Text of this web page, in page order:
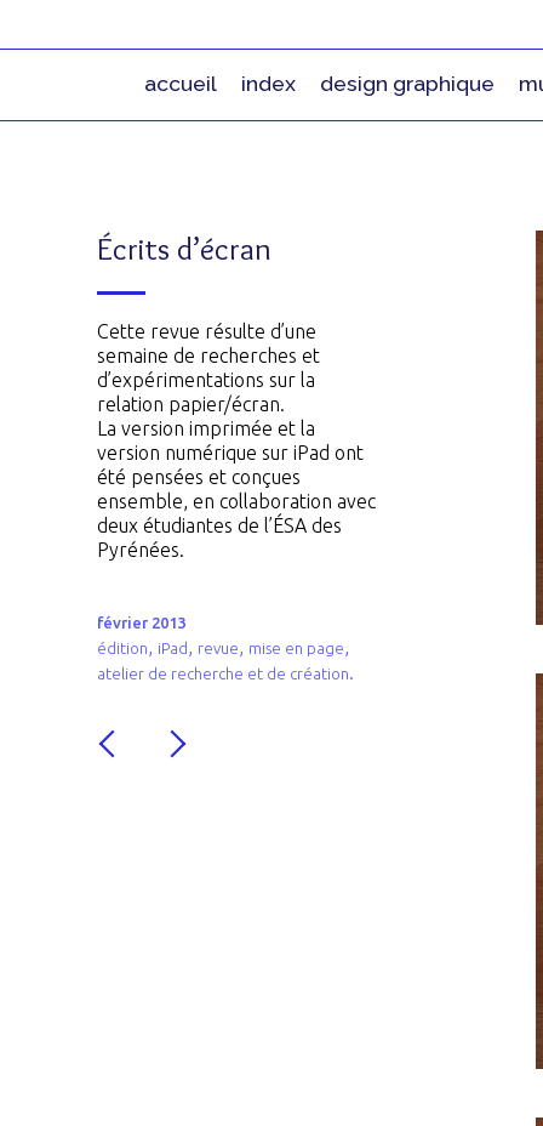
accueil index design graphique
Écrits d’écran
Cette revue résulte d’une
semaine de recherches et
d’expérimentations sur la
relation papier/écran.
La version imprimée et la
version numérique sur iPad ont
été pensées et conçues
ensemble, en collaboration avec
deux étudiantes de l’ÉSA des
Pyrénées.
février 2013
édition
iPad revue mise en page
atelier de recherche et de création